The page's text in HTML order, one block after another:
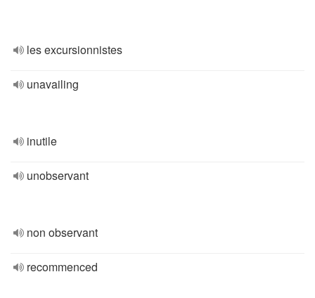
les excursionnistes
unavailing
inutile
unobservant
non observant
recommenced